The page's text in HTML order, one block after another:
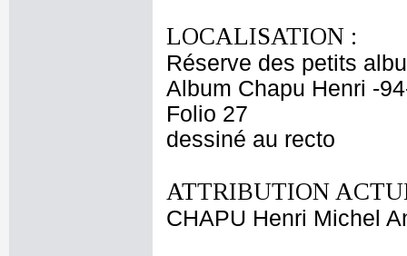
LOCALISATION :
Réserve des petits
Album Chapu Henri -
Folio 27
dessiné au recto
ATTRIBUTION
CHAPU Henri Michel